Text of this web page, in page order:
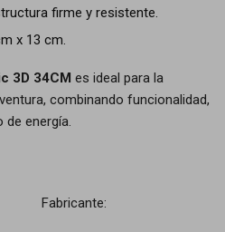
firme y resistente.
x 13 cm.
3D 34CM es ideal para la
combinando funcionalidad,
de energía.
Fabricante: